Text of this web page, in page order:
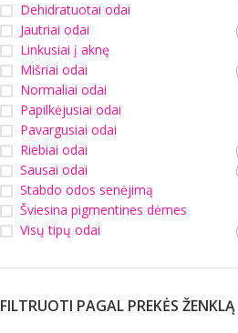
Dehidratuotai odai
Jautriai odai
Linkusiai į aknę
Mišriai odai
Normaliai odai
Papilkėjusiai odai
Pavargusiai odai
Riebiai odai
Sausai odai
Stabdo odos senėjimą
Šviesina pigmentines dėmes
Visų tipų odai
FILTRUOTI PAGAL PREKĖS ŽENKLĄ